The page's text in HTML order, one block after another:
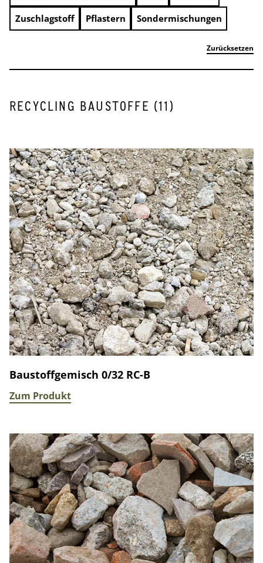
Zurücksetzen
Zuschlagstoff Pflastern Sondermischungen
RECYCLING BAUSTOFFE (11)
Baustoffgemisch 0/32 RC-B
Zum Produkt